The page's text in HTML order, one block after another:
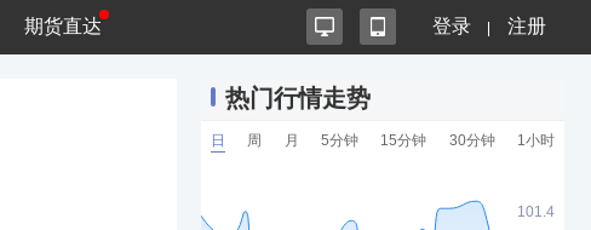
期货直达 登录 注册
热门行情走势
日 周 月 5分钟 15分钟 30分钟 1小时